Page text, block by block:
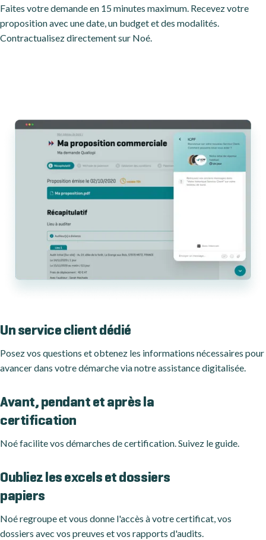
Faites votre demande en 15 minutes maximum. Recevez votre
proposition avec une date, un budget et des modalités.
Contractualisez directement sur Noé.
Un service client dédié
Posez vos questions et obtenez les informations nécessaires pour
avancer dans votre démarche via notre assistance digitalisée.
Avant, pendant et après la
certification
Noé facilite vos démarches de certification. Suivez le guide.
Oubliez les excels et dossiers
papiers
Noé regroupe et vous donne l'accès à votre certificat, vos
dossiers avec vos preuves et vos rapports d'audits.